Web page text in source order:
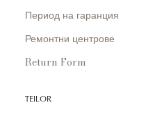
Период на гаранция
Ремонтни центрове
Return Form
TEILOR